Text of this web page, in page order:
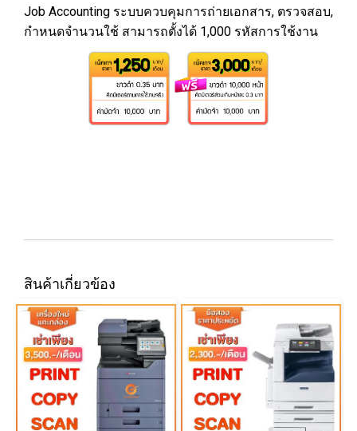
Job Accounting ระบบควบคุมการถ่ายเอกสาร, ตรวจสอบ,
กำหนดจำนวนใช้ สามารถตั้งได้ 1,000 รหัสการใช้งาน
สินค้าเกี่ยวข้อง